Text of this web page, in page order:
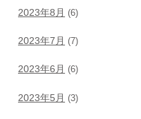
2023年8月 (6)
2023年7月 (7)
2023年6月 (6)
2023年5月 (3)